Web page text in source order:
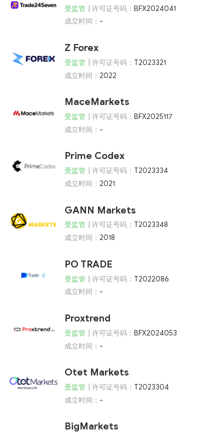
受监管 | 许可证号码： BFX2024041
成立时间： -
Z Forex
受监管 | 许可证号码： T2023321
成立时间： 2022
MaceMarkets
受监管 | 许可证号码： BFX2025117
成立时间： -
Prime Codex
受监管 | 许可证号码： T2023334
成立时间： 2021
GANN Markets
受监管 | 许可证号码： T2023348
成立时间： 2018
PO TRADE
受监管 | 许可证号码： T2022086
成立时间： -
Proxtrend
受监管 | 许可证号码： BFX2024053
成立时间： -
Otet Markets
受监管 | 许可证号码： T2023304
成立时间： -
BigMarkets